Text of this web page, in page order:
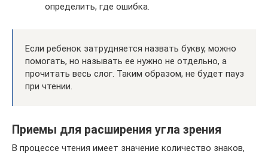
определить, где ошибка.
Если ребенок затрудняется назвать букву, можно
помогать, но называть ее нужно не отдельно, а
прочитать весь слог. Таким образом, не будет пауз
при чтении.
Приемы для расширения угла зрения
В процессе чтения имеет значение количество знаков,